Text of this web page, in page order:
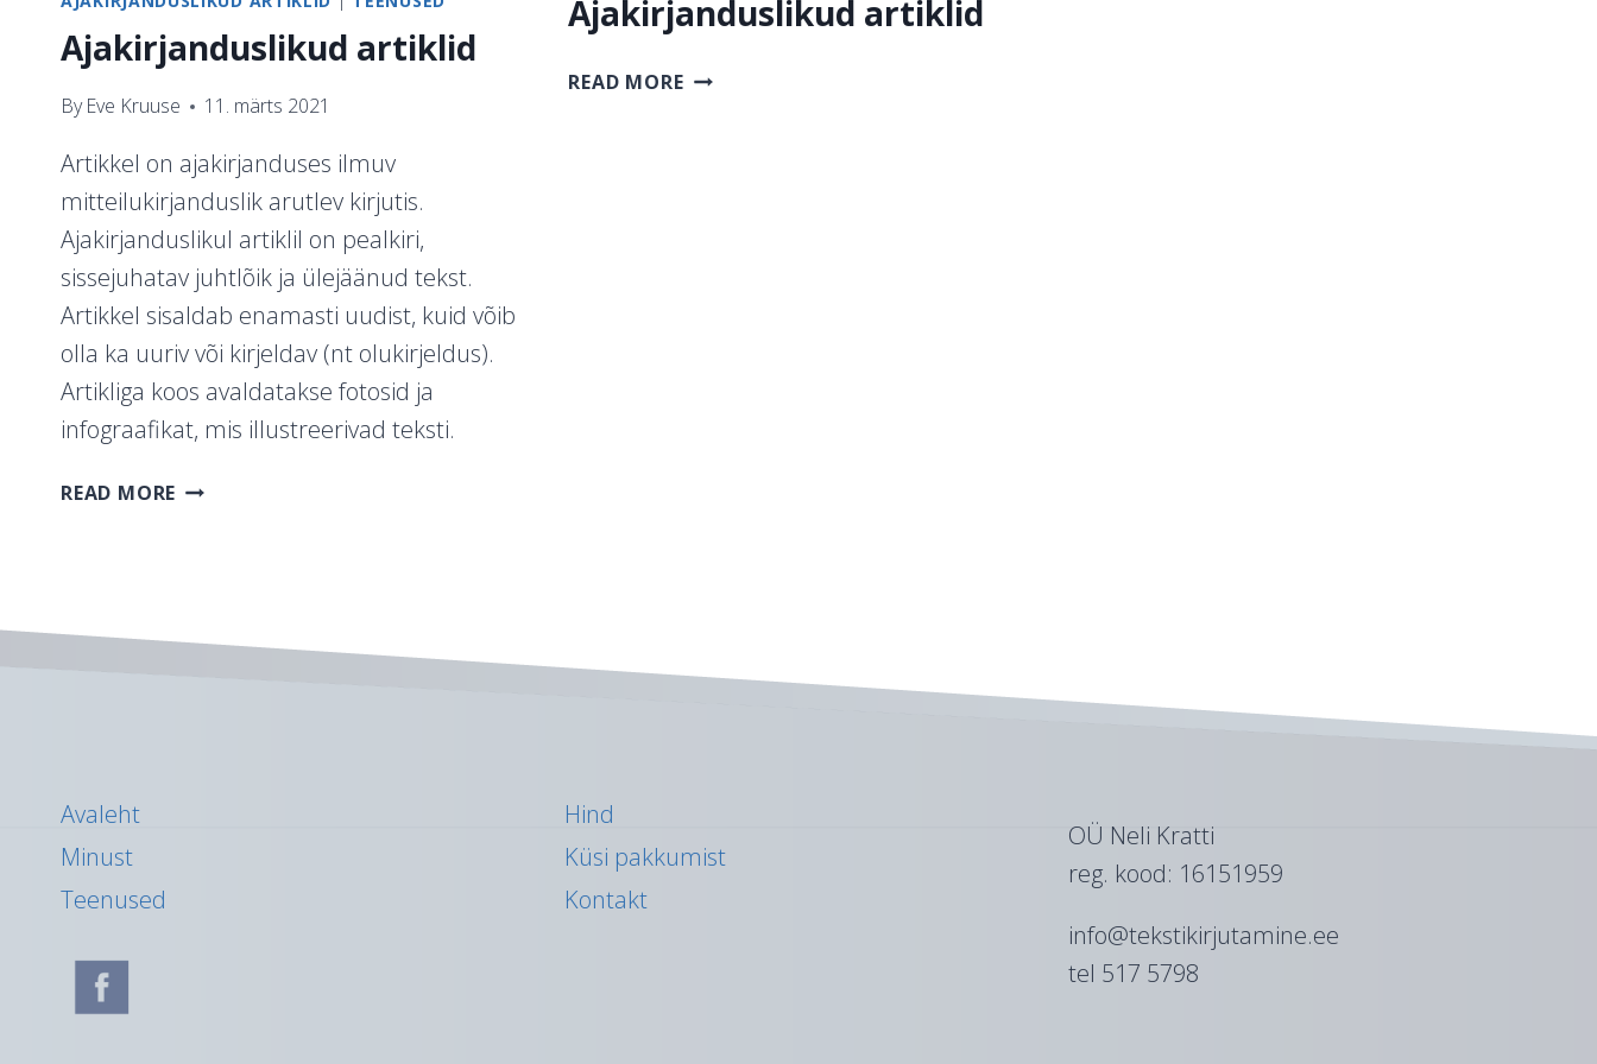
Ajakirjanduslikud artiklid
By Eve Kruuse 11. märts 2021
Artikkel on ajakirjanduses ilmuv
mitteilukirjanduslik arutlev kirjutis.
Ajakirjanduslikul artiklil on pealkiri,
sissejuhatav juhtlõik ja ülejäänud tekst.
Artikkel sisaldab enamasti uudist, kuid võib
olla ka uuriv või kirjeldav (nt olukirjeldus).
Artikliga koos avaldatakse fotosid ja
infograafikat, mis illustreerivad teksti.
READ MORE AJAKIRJANDUSLIKUD
Ajakirjanduslikud artiklid
READ MOREAJAKIRJANDUSLIKUD
Avaleht
Minust
Teenused
Hind
Küsi pakkumist
Kontakt
OÜ Neli Kratti
reg. kood: 16151959
info@tekstikirjutamine.ee
tel 517 5798